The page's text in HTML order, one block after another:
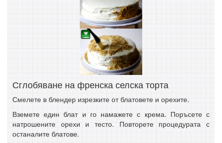
Сглобяване на френска селска торта
Смелете в блендер изрезките от блатовете и орехите.
Вземете един блат и го намажете с крема. Поръсете с
натрошените орехи и тесто. Повторете процедурата с
останалите блатове.